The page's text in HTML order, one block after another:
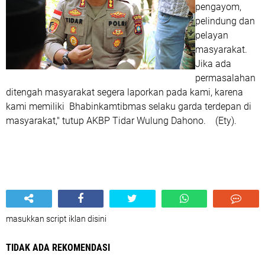
pengayom,
pelindung dan
pelayan
masyarakat.
Jika ada
permasalahan
ditengah masyarakat segera laporkan pada kami, karena
kami memiliki Bhabinkamtibmas selaku garda terdepan di
masyarakat," tutup AKBP Tidar Wulung Dahono. (Ety).
masukkan script iklan disini
TIDAK ADA REKOMENDASI